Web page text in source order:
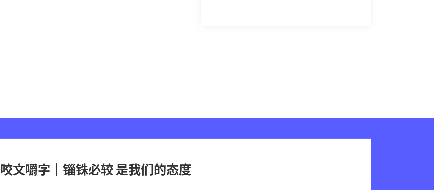
咬文嚼字｜锱铢必较 是我们的态度